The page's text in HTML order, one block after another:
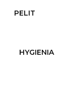
PELIT
HYGIENIA